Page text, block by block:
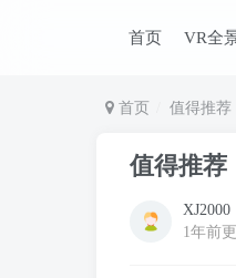
首页 VR全
首页 值得推荐
值得推荐
XJ2000
1年前